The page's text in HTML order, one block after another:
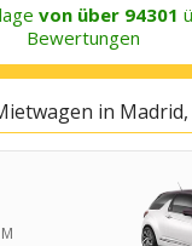
von über 94301
Bewertungen
in Madrid,
M